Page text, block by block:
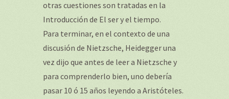
otras cuestiones son tratadas en la
Introducción de El ser y el tiempo.
Para terminar, en el contexto de una
discusión de Nietzsche, Heidegger una
vez dijo que antes de leer a Nietzsche y
para comprenderlo bien, uno debería
pasar 10 ó 15 años leyendo a Aristóteles.